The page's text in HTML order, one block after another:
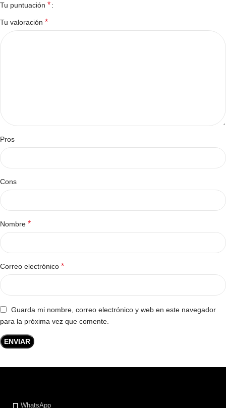
Tu puntuación *
Tu valoración *
Pros
Cons
Nombre *
Correo electrónico *
Guarda mi nombre, correo electrónico y web en este navegador
para la próxima vez que comente.
WhatsApp